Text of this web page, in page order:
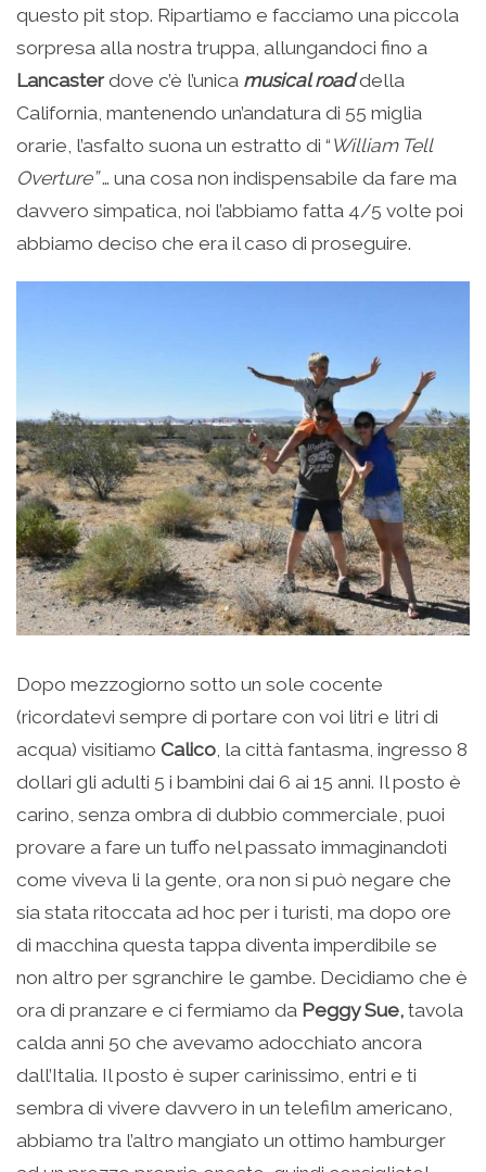
questo pit stop. Ripartiamo e facciamo una piccola
sorpresa alla nostra truppa, allungandoci fino a
Lancaster dove c’è l’unica musical roaddella
California, mantenendo un’andatura di 55 miglia
orarie, l’asfalto suona un estratto di “ William Tell
Overture”… una cosa non indispensabile da fare ma
davvero simpatica, noi l’abbiamo fatta 4/5 volte poi
abbiamo deciso che era il caso di proseguire.
Dopo mezzogiorno sotto un sole cocente
(ricordatevi sempre di portare con voi litri e litri di
acqua) visitiamo Calico , la città fantasma, ingresso 8
dollari gli adulti 5 i bambini dai 6 ai 15 anni. Il posto è
carino, senza ombra di dubbio commerciale, puoi
provare a fare un tuffo nel passato immaginandoti
come viveva li la gente, ora non si può negare che
sia stata ritoccata ad hoc per i turisti, ma dopo ore
di macchina questa tappa diventa imperdibile se
non altro per sgranchire le gambe. Decidiamo che è
ora di pranzare e ci fermiamo da Peggy Sue, tavola
calda anni 50 che avevamo adocchiato ancora
dall’Italia. Il posto è super carinissimo, entri e ti
sembra di vivere davvero in un telefilm americano,
abbiamo tra l’altro mangiato un ottimo hamburger